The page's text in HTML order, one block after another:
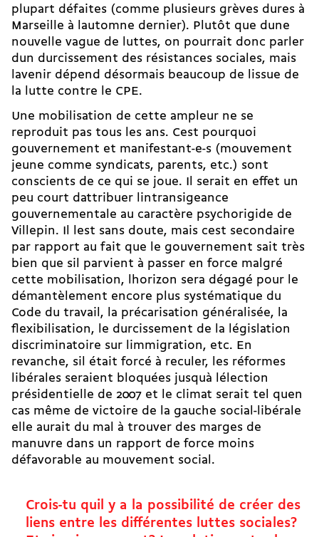
plupart défaites (comme plusieurs grèves dures à
Marseille à lautomne dernier). Plutôt que dune
nouvelle vague de luttes, on pourrait donc parler
dun durcissement des résistances sociales, mais
lavenir dépend désormais beaucoup de lissue de
la lutte contre le CPE.
Une mobilisation de cette ampleur ne se
reproduit pas tous les ans. Cest pourquoi
gouvernement et manifestant-e-s (mouvement
jeune comme syndicats, parents, etc.) sont
conscients de ce qui se joue. Il serait en effet un
peu court dattribuer lintransigeance
gouvernementale au caractère psychorigide de
Villepin. Il lest sans doute, mais cest secondaire
par rapport au fait que le gouvernement sait très
bien que sil parvient à passer en force malgré
cette mobilisation, lhorizon sera dégagé pour le
démantèlement encore plus systématique du
Code du travail, la précarisation généralisée, la
flexibilisation, le durcissement de la législation
discriminatoire sur limmigration, etc. En
revanche, sil était forcé à reculer, les réformes
libérales seraient bloquées jusquà lélection
présidentielle de 2007 et le climat serait tel quen
cas même de victoire de la gauche social-libérale
elle aurait du mal à trouver des marges de
manuvre dans un rapport de force moins
défavorable au mouvement social.
Crois-tu quil y a la possibilité de créer des
liens entre les différentes luttes sociales?